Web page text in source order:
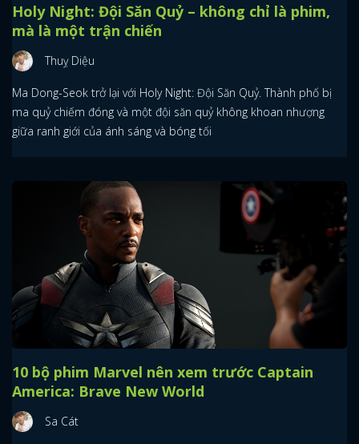
Holy Night: Đội Săn Quỷ – không chỉ là phim,
mà là một trận chiến
Thuỵ Diệu
Ma Dong-Seok trở lại với Holy Night: Đội Săn Quỷ. Thành phố bị
ma quỷ chiếm đóng và một đội săn quỷ không khoan nhượng
giữa ranh giới của ánh sáng và bóng tối
10 bộ phim Marvel nên xem trước Captain
America: Brave New World
Sa Cát